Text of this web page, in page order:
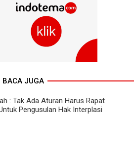
BACA JUGA
: Tak Ada Aturan Harus Rapat
Pengusulan Hak Interplasi